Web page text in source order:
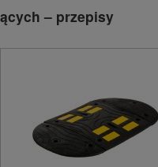
– przepisy